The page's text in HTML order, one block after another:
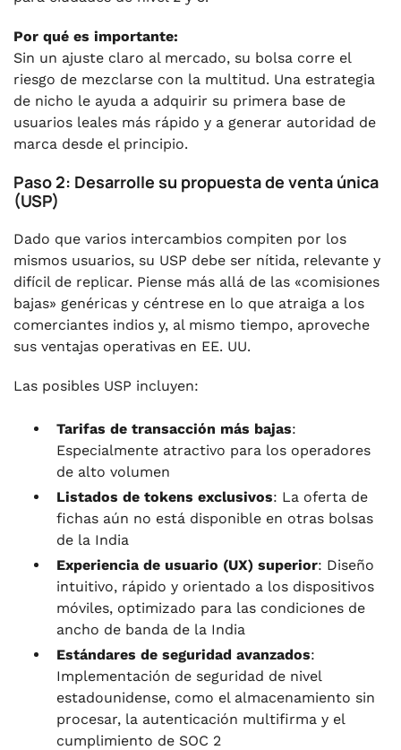
Por qué es importante:
Sin un ajuste claro al mercado, su bolsa corre el
riesgo de mezclarse con la multitud. Una estrategia
de nicho le ayuda a adquirir su primera base de
usuarios leales más rápido y a generar autoridad de
marca desde el principio.
Paso 2: Desarrolle su propuesta de venta única
(USP)
Dado que varios intercambios compiten por los
mismos usuarios, su USP debe ser nítida, relevante y
difícil de replicar. Piense más allá de las «comisiones
bajas» genéricas y céntrese en lo que atraiga a los
comerciantes indios y, al mismo tiempo, aproveche
sus ventajas operativas en EE. UU.
Las posibles USP incluyen:
Tarifas de transacción más bajas:
Especialmente atractivo para los operadores
de alto volumen
Listados de tokens exclusivos: La oferta de
fichas aún no está disponible en otras bolsas
de la India
Experiencia de usuario (UX) superior: Diseño
intuitivo, rápido y orientado a los dispositivos
móviles, optimizado para las condiciones de
ancho de banda de la India
Estándares de seguridad avanzados:
Implementación de seguridad de nivel
estadounidense, como el almacenamiento sin
procesar, la autenticación multifirma y el
cumplimiento de SOC 2